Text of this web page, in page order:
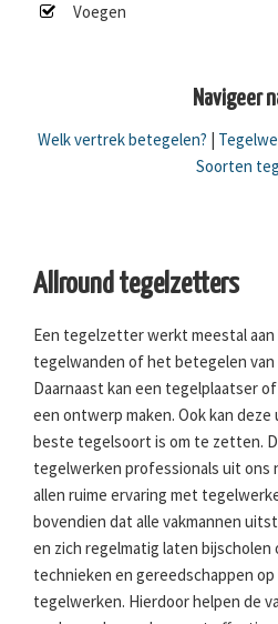
Voegen
Navigeer
Welk vertrek betegelen?
Soorten
Allround tegelzetters
Een tegelzetter werkt meestal
tegelwanden of het betegelen
Daarnaast kan een tegelplaatser
een ontwerp maken. Ook kan
beste tegelsoort is om te zetten.
tegelwerken professionals uit ons
allen ruime ervaring met
bovendien dat alle vakmannen
en zich regelmatig laten
technieken en gereedschappen
tegelwerken. Hierdoor helpen de